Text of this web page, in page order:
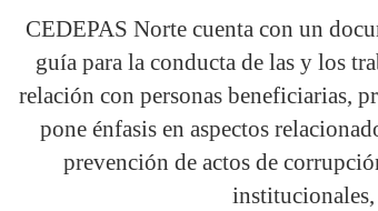
CEDEPAS Norte cuenta con un
guía para la conducta de las y los
relación con personas beneficiarias,
pone énfasis en aspectos
prevención de actos de